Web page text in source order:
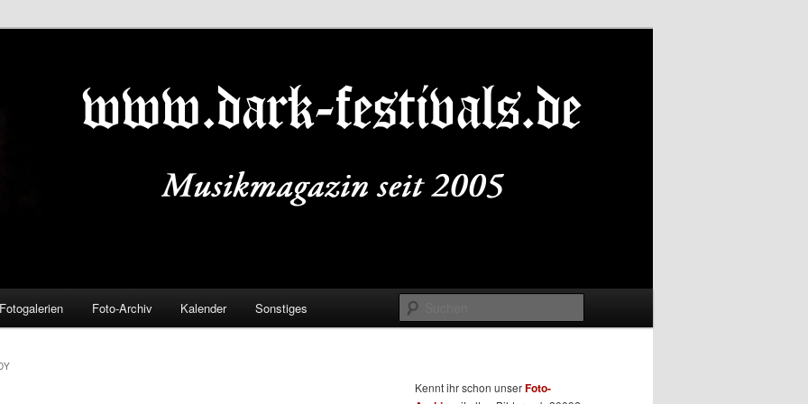
Fotogalerien Foto-Archiv Kalender Sonstiges
Kennt ihr schon unserFoto-